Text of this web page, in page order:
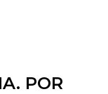
POR